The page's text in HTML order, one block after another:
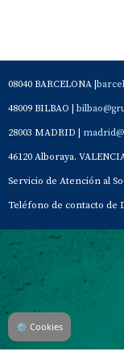
08040 BARCELONA |
48009 BILBAO |
28003 MADRID |
46120 Alboraya.
Servicio de Atención al
Teléfono de contacto de
Contacto Aviso Legal
⚙ Cookies